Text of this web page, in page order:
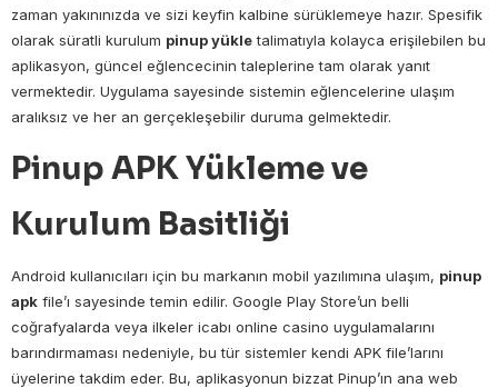
zaman yakınınızda ve sizi keyfin kalbine sürüklemeye hazır. Spesifik
olarak süratli kurulum pinup yükletalimatıyla kolayca erişilebilen bu
aplikasyon, güncel eğlencecinin taleplerine tam olarak yanıt
vermektedir. Uygulama sayesinde sistemin eğlencelerine ulaşım
aralıksız ve her an gerçekleşebilir duruma gelmektedir.
Pinup APK Yükleme ve
Kurulum Basitliği
Android kullanıcıları için bu markanın mobil yazılımına ulaşım, pinup
apk file’ı sayesinde temin edilir. Google Play Store’un belli
coğrafyalarda veya ilkeler icabı online casino uygulamalarını
barındırmaması nedeniyle, bu tür sistemler kendi APK file’larını
üyelerine takdim eder. Bu, aplikasyonun bizzat Pinup’ın ana web